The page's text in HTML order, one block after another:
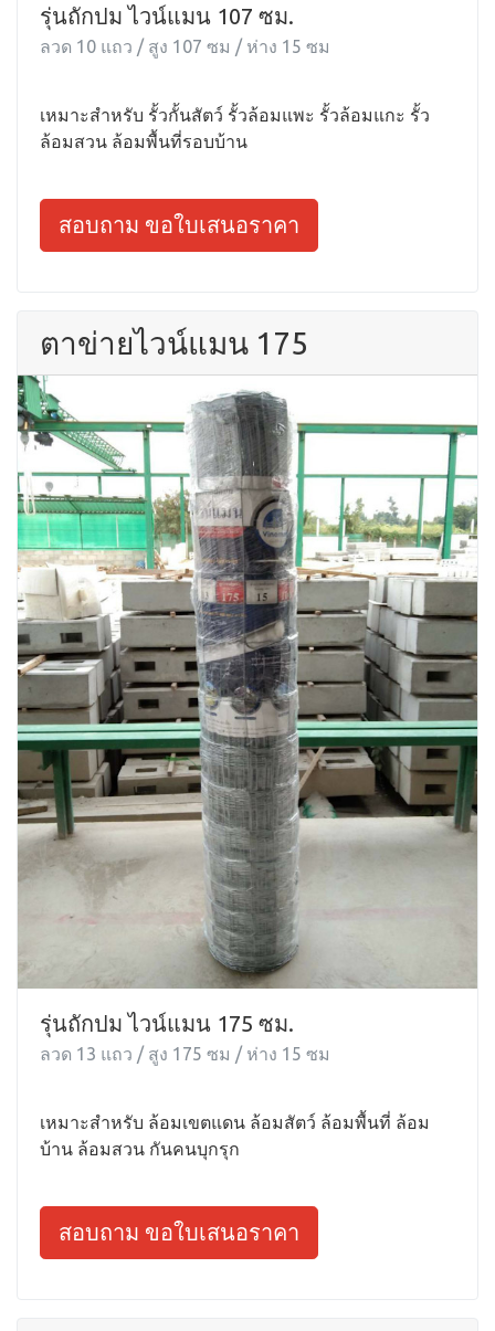
รุ่นถักปม ไวน์แมน 107 ซม.
ลวด 10 แถว / สูง 107 ซม / ห่าง 15 ซม
เหมาะสำหรับ รั้วกั้นสัตว์ รั้วล้อมแพะ รั้วล้อมแกะ รั้ว
ล้อมสวน ล้อมพื้นที่รอบบ้าน
สอบถาม ขอใบเสนอราคา
ตาข่ายไวน์แมน 175
รุ่นถักปม ไวน์แมน 175 ซม.
ลวด 13 แถว / สูง 175 ซม / ห่าง 15 ซม
เหมาะสำหรับ ล้อมเขตแดน ล้อมสัตว์ ล้อมพื้นที่ ล้อม
บ้าน ล้อมสวน กันคนบุกรุก
สอบถาม ขอใบเสนอราคา